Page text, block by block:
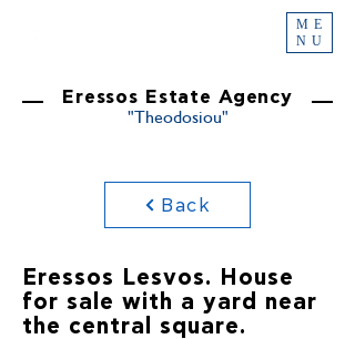
Eressos Estate Agency
"Theodosiou"
ME
NU
Back
Eressos Lesvos. House
for sale with a yard near
the central square.